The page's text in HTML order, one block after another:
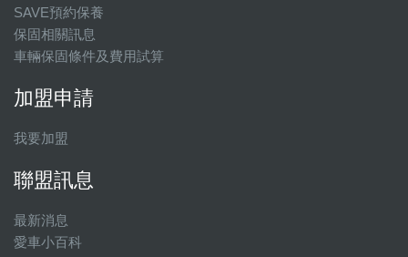
SAVE預約保養
保固相關訊息
車輛保固條件及費用試算
加盟申請
我要加盟
聯盟訊息
最新消息
愛車小百科